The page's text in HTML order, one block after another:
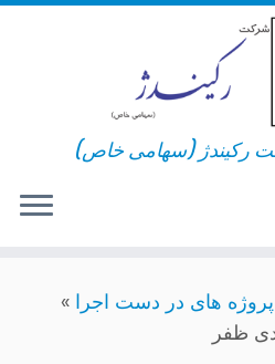
رکیندژ (سهامی خاص)
پروژه های در دست اجرا »